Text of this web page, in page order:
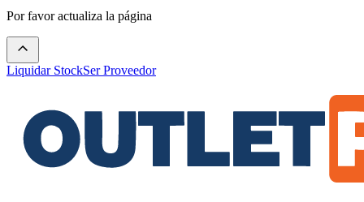
Por favor actualiza la página
Liquidar StockSer Proveedor